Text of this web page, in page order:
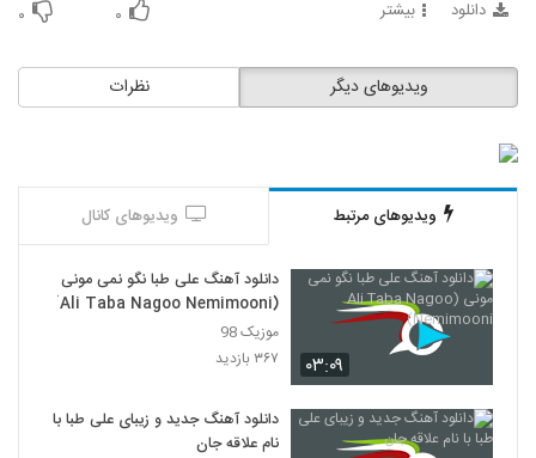
دانلود بیشتر ۰ ۰
نظرات ویدیوهای دیگر
ویدیوهای مرتبط ویدیوهای کانال
۰۳:۰۹
دانلود آهنگ علی طبا نگو نمی مونی
(Ali Taba Nagoo Nemimooni)
موزیک 98
۳۶۷ بازدید
دانلود آهنگ جدید و زیبای علی طبا با
نام علاقه جان